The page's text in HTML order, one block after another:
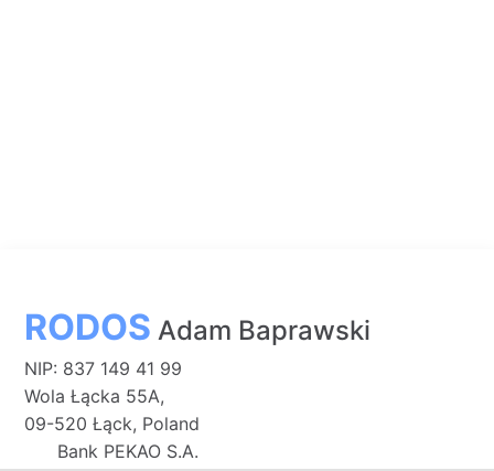
RODOS Adam Baprawski
NIP: 837 149 41 99
Wola Łącka 55A,
09-520 Łąck, Poland
Bank PEKAO S.A.